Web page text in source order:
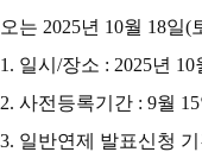
오는 2025년 10월 18일
1. 일시/장소 : 2025년
2. 사전등록기간 : 9월
3. 일반연제 발표신청